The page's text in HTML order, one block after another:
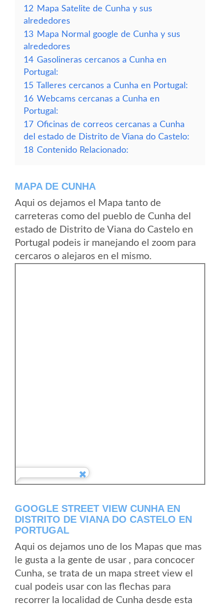
12 Mapa Satelite de Cunha y sus
alrededores
13 Mapa Normal google de Cunha y sus
alrededores
14 Gasolineras cercanos a Cunha en
Portugal:
15 Talleres cercanos a Cunha en Portugal:
16 Webcams cercanas a Cunha en
Portugal:
17 Oficinas de correos cercanas a Cunha
del estado de Distrito de Viana do Castelo:
18 Contenido Relacionado:
MAPA DE CUNHA
Aqui os dejamos el Mapa tanto de
carreteras como del pueblo de Cunha del
estado de Distrito de Viana do Castelo en
Portugal podeis ir manejando el zoom para
cercaros o alejaros en el mismo.
GOOGLE STREET VIEW CUNHA EN
DISTRITO DE VIANA DO CASTELO EN
PORTUGAL
Aqui os dejamos uno de los Mapas que mas
le gusta a la gente de usar , para concocer
Cunha, se trata de un mapa street view el
cual podeis usar con las flechas para
recorrer la localidad de Cunha desde esta